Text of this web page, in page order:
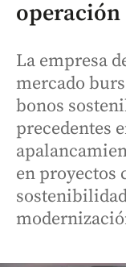
operación
La empresa
mercado
bonos
precedentes
en proyectos